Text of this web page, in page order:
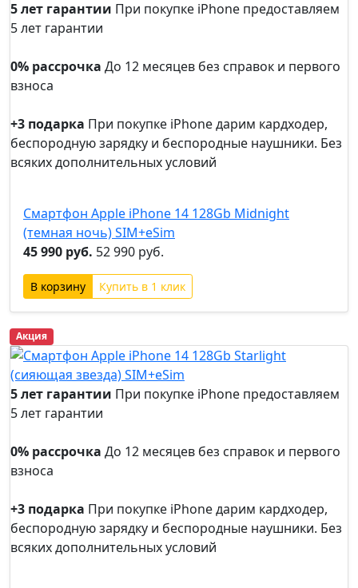
5 лет гарантии При покупке iPhone предоставляем
5 лет гарантии
0% рассрочка До 12 месяцев без справок и первого
взноса
+3 подарка При покупке iPhone дарим кардходер,
беспородную зарядку и беспородные наушники. Без
всяких дополнительных условий
Смартфон Apple iPhone 14 128Gb Midnight
(темная ночь) SIM+eSim
45 990 руб. 52 990 руб.
Купить в 1 клик
Акция
5 лет гарантии При покупке iPhone предоставляем
5 лет гарантии
0% рассрочка До 12 месяцев без справок и первого
взноса
+3 подарка При покупке iPhone дарим кардходер,
беспородную зарядку и беспородные наушники. Без
всяких дополнительных условий